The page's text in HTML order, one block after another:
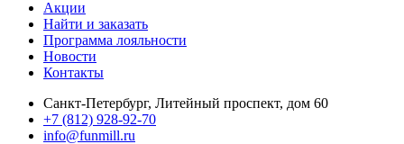
Акции
Найти и заказать
Программа лояльности
Новости
Контакты
Санкт-Петербург, Литейный проспект, дом 60
+7 (812) 928-92-70
info@funmill.ru